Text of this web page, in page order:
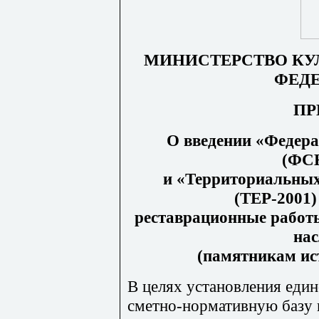
МИНИСТЕРСТВО
О введении
и
(ТЕР-
реставрационные
(памятникам
В целях установления
сметно-нормативную базу